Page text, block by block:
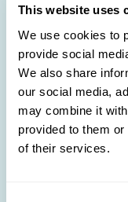
This website uses
We use cookies to
provide social
We also share
our social media,
may combine it
provided to them
of their services.
Unsere